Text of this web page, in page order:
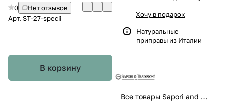
0
Нет отзывов
Арт. ST-27-specii
В корзину
Хочу в подарок
Натуральные
приправы из Италии
Все товары Sapori and Tradizioni